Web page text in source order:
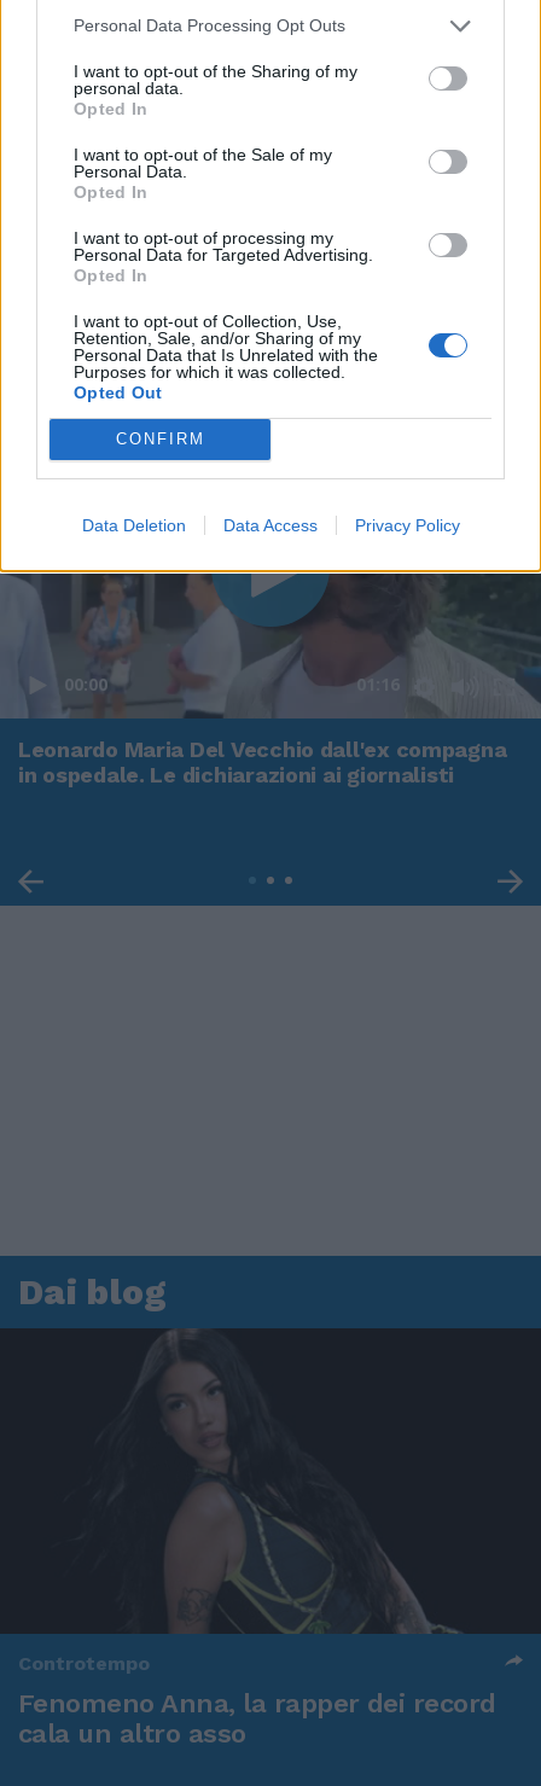
Personal Data Processing Opt Outs
I want to opt-out of the Sharing of my
personal data.
Opted In
I want to opt-out of the Sale of my
Personal Data.
Opted In
I want to opt-out of processing my
Personal Data for Targeted Advertising.
Opted In
I want to opt-out of Collection, Use,
Retention, Sale, and/or Sharing of my
Personal Data that Is Unrelated with the
Purposes for which it was collected.
Opted Out
CONFIRM
Data Deletion Data Access Privacy Policy
00:00 01:16
Leonardo Maria Del Vecchio dall'ex compagna
in ospedale. Le dichiarazioni ai giornalisti
Dai blog
Controtempo
Fenomeno Anna, la rapper dei record
cala un altro asso